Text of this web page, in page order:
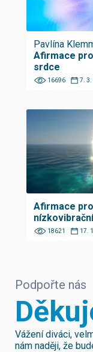
Pavlína
Afirmace
srdce
16696 7. 3.
Afirmace
18621 17.
Podpořte nás
Vážení diváci,
nám naději, že